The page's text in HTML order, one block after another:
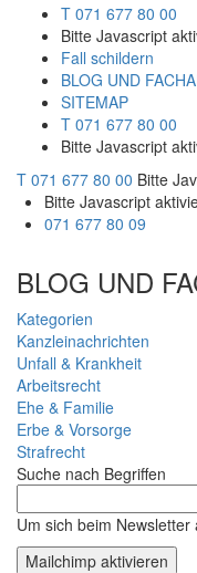
T 071 677 80 00
Bitte Javascript
Fall schildern
BLOG UND
SITEMAP
T 071 677 80 00
Bitte Javascript
T 071 677 80 00 Bitte
Bitte Javascript
071 677 80 09
BLOG UND
Kategorien
Kanzleinachrichten
Unfall & Krankheit
Arbeitsrecht
Ehe & Familie
Erbe & Vorsorge
Strafrecht
Suche nach Begriffen
Um sich beim
Mailchimp aktivieren